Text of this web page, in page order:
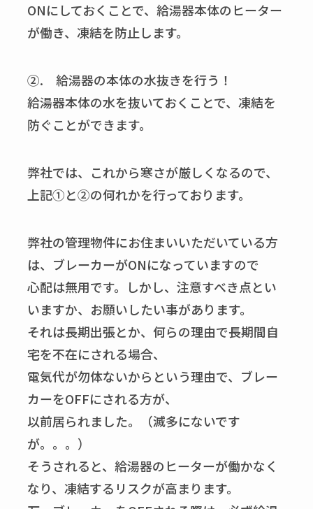
ONにしておくことで、給湯器本体のヒーター
が働き、凍結を防止します。
②. 給湯器の本体の水抜きを行う！
給湯器本体の水を抜いておくことで、凍結を
防ぐことができます。
弊社では、これから寒さが厳しくなるので、
上記①と②の何れかを行っております。
弊社の管理物件にお住まいいただいている方
は、ブレーカーがONになっていますので
心配は無用です。しかし、注意すべき点とい
いますか、お願いしたい事があります。
それは長期出張とか、何らの理由で長期間自
宅を不在にされる場合、
電気代が勿体ないからという理由で、ブレー
カーをOFFにされる方が、
以前居られました。（滅多にないです
が。。。）
そうされると、給湯器のヒーターが働かなく
なり、凍結するリスクが高まります。